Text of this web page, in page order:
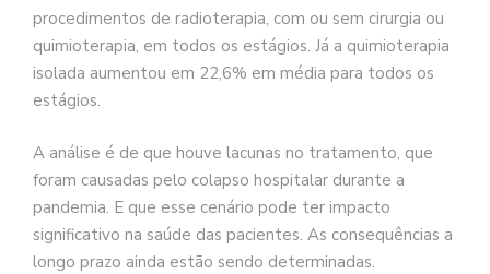
procedimentos de radioterapia, com ou sem cirurgia ou
quimioterapia, em todos os estágios. Já a quimioterapia
isolada aumentou em 22,6% em média para todos os
estágios.
A análise é de que houve lacunas no tratamento, que
foram causadas pelo colapso hospitalar durante a
pandemia. E que esse cenário pode ter impacto
significativo na saúde das pacientes. As consequências a
longo prazo ainda estão sendo determinadas.